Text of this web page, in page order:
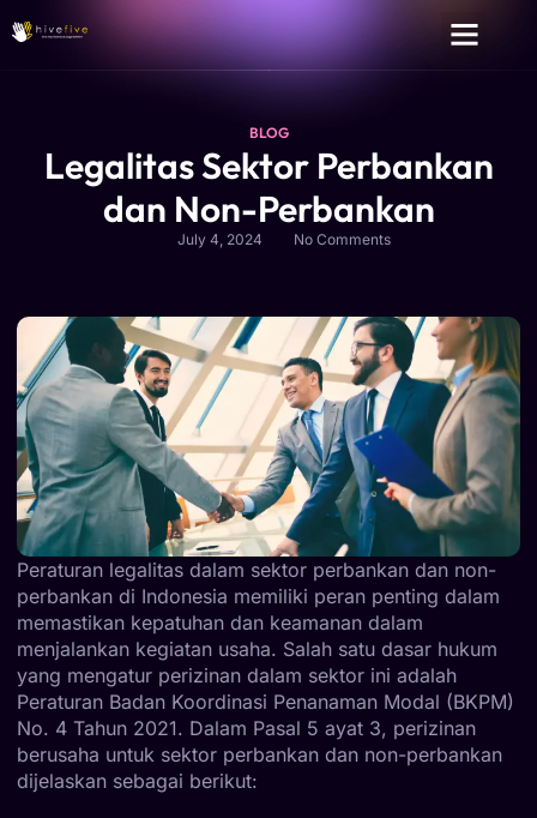
BLOG
Legalitas Sektor Perbankan
dan Non-Perbankan
July 4, 2024 No Comments
Peraturan legalitas dalam sektor perbankan dan non-
perbankan di Indonesia memiliki peran penting dalam
memastikan kepatuhan dan keamanan dalam
menjalankan kegiatan usaha. Salah satu dasar hukum
yang mengatur perizinan dalam sektor ini adalah
Peraturan Badan Koordinasi Penanaman Modal (BKPM)
No. 4 Tahun 2021. Dalam Pasal 5 ayat 3, perizinan
berusaha untuk sektor perbankan dan non-perbankan
dijelaskan sebagai berikut: